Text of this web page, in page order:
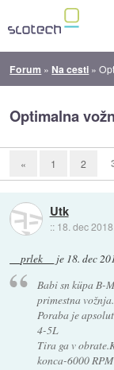
Forum » Na cesti »
Optimalna
« 1 2
Utk
:: 18. dec
__prlek__ je 18. dec
Babi sn küpa B-
primestna vožnja.
Poraba je
4-5L
Tira ga v
konca-6000